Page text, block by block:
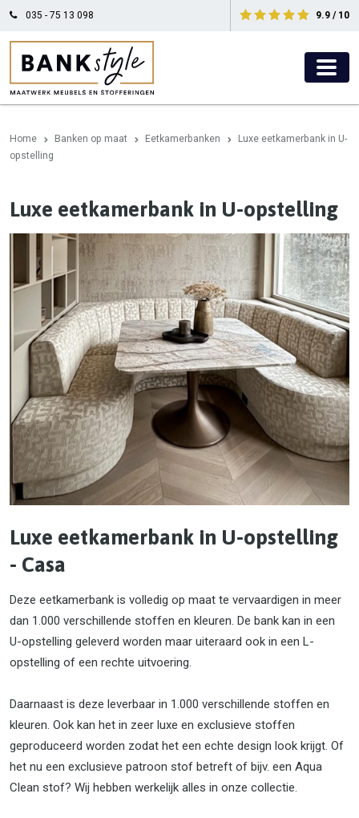
035 - 75 13 098 9.9 / 10
Home Banken op maat Eetkamerbanken
Luxe eetkamerbank in U-
opstelling
Luxe eetkamerbank in U-opstelling
Luxe eetkamerbank in U-opstelling
- Casa
Deze eetkamerbank is volledig op maat te vervaardigen in meer
dan 1.000 verschillende stoffen en kleuren. De bank kan in een
U-opstelling geleverd worden maar uiteraard ook in een L-
opstelling of een rechte uitvoering.
Daarnaast is deze leverbaar in 1.000 verschillende stoffen en
kleuren. Ook kan het in zeer luxe en exclusieve stoffen
geproduceerd worden zodat het een echte design look krijgt. Of
het nu een exclusieve patroon stof betreft of bijv. een Aqua
Clean stof? Wij hebben werkelijk alles in onze collectie.